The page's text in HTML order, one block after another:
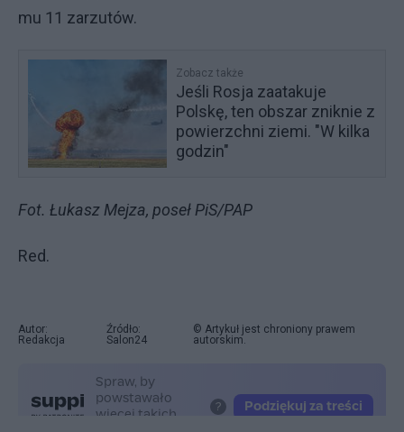
mu 11 zarzutów.
Zobacz także
Jeśli Rosja zaatakuje
Polskę, ten obszar zniknie z
powierzchni ziemi. "W kilka
godzin"
Fot. Łukasz Mejza, poseł PiS/PAP
Red.
Autor:
Redakcja
Źródło:
Salon24
© Artykuł jest chroniony prawem
autorskim.